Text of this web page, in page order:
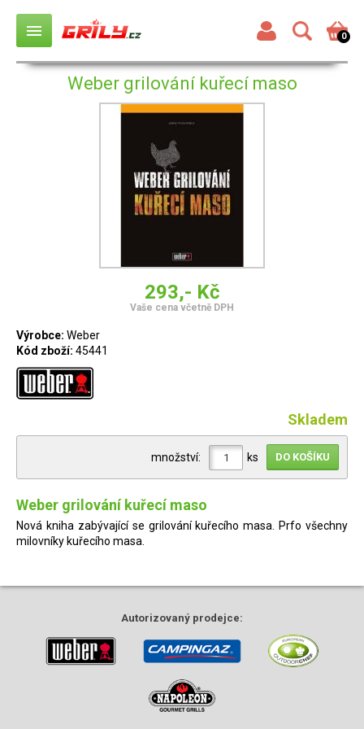
0
menu
Weber grilování kuřecí maso
293,- Kč
Vaše cena včetně DPH
Výrobce: Weber
Kód zboží: 45441
Skladem
množství: ks
Weber grilování kuřecí maso
Nová kniha zabývající se grilování kuřecího masa. Prfo všechny
milovníky kuřecího masa.
Autorizovaný prodejce: